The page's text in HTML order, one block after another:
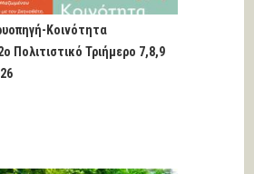
Κοινότητα
Πολιτιστικό Τριήμερο 7,8,9